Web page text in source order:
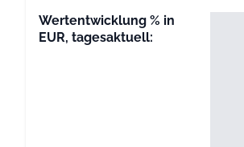
Wertentwicklung % in
EUR, tagesaktuell: